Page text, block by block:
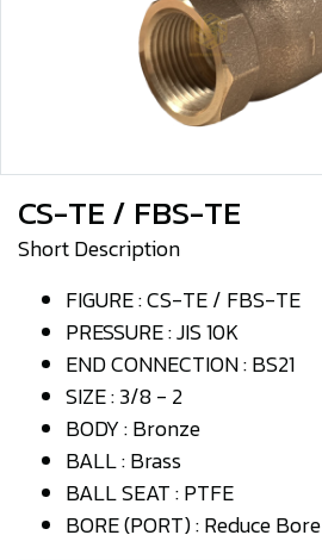
CS-TE / FBS-TE
Short Description
FIGURE : CS-TE / FBS-TE
PRESSURE : JIS 10K
END CONNECTION : BS21
SIZE : 3/8 - 2
BODY : Bronze
BALL : Brass
BALL SEAT : PTFE
BORE (PORT) : Reduce Bore